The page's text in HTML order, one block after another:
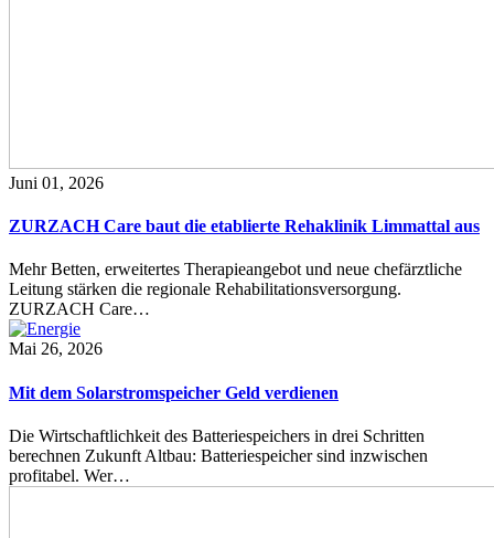
Juni 01, 2026
ZURZACH Care baut die etablierte Rehaklinik Limmattal aus
Mehr Betten, erweitertes Therapieangebot und neue chefärztliche
Leitung stärken die regionale Rehabilitationsversorgung.
ZURZACH Care…
Mai 26, 2026
Mit dem Solarstromspeicher Geld verdienen
Die Wirtschaftlichkeit des Batteriespeichers in drei Schritten
berechnen Zukunft Altbau: Batteriespeicher sind inzwischen
profitabel. Wer…